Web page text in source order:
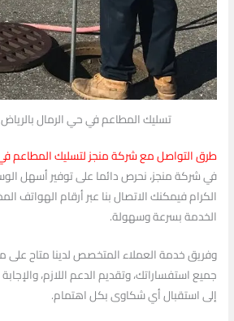
تسليك المطاعم في حي الرمال بالرياض 0552297828
طرق التواصل مع شركة منجز لتسليك المطاعم
في شركة منجز، نحرص دائما على توفير أسهل
الكرام فيمكنك الاتصال بنا عبر أرقام
الخدمة بسرعة وسهولة.
وفريق خدمة العملاء المتخصص لدينا متاح على
جميع استفساراتك، وتقديم الدعم اللازم،
إلى استقبال أي شكاوى بكل اهتمام.